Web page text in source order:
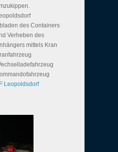
des Containers
Verheben des
mittels Kran
Leopoldsdorf